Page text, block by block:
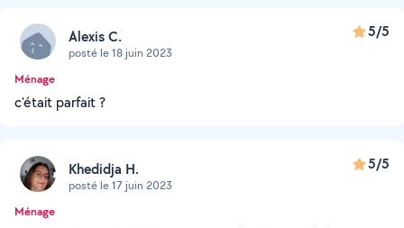
Alexis C.
posté le 18 juin 2023
5/5
Ménage
c'était parfait ?
Khedidja H.
posté le 17 juin 2023
5/5
Ménage